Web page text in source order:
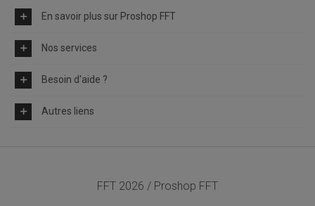
En savoir plus sur Proshop FFT
Nos services
Besoin d'aide ?
Autres liens
FFT 2026 / Proshop FFT